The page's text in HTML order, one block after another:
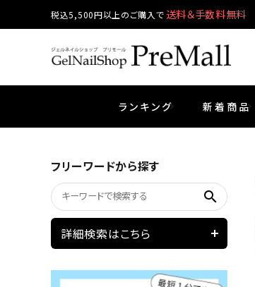
税込5,500円以上のご購入で 送料＆手数料無料
ランキング 新着商品
プリジェル
ベティジェル
ベースジェル
カラーEX
ウェービージェル
マグネティジェル
筆・ブラシ
ピンセット・シザー・スパチュラ
ネイルマシン
ネイルパーツ
ホイル・フィルム
セットアイテム
ジェルネイル技能検定
フリーワードから探す
search
詳細検索はこちら